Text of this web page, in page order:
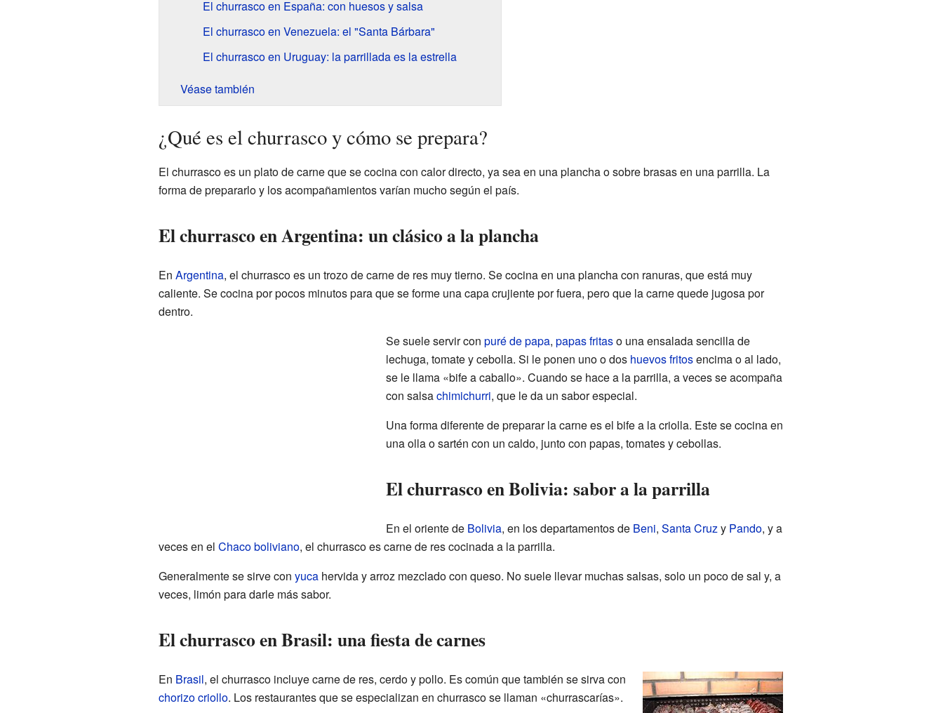
El churrasco en España: con huesos y salsa
El churrasco en Venezuela: el "Santa Bárbara"
El churrasco en Uruguay: la parrillada es la estrella
Véase también
¿Qué es el churrasco y cómo se prepara?
El churrasco es un plato de carne que se cocina con calor directo, ya sea en una plancha o sobre brasas en una parrilla. La
forma de prepararlo y los acompañamientos varían mucho según el país.
El churrasco en Argentina: un clásico a la plancha
En Argentina, el churrasco es un trozo de carne de res muy tierno. Se cocina en una plancha con ranuras, que está muy
caliente. Se cocina por pocos minutos para que se forme una capa crujiente por fuera, pero que la carne quede jugosa por
dentro.
Se suele servir con puré de papa, papas fritaso una ensalada sencilla de
lechuga, tomate y cebolla. Si le ponen uno o dos huevos fritosencima o al lado,
se le llama «bife a caballo». Cuando se hace a la parrilla, a veces se acompaña
con salsachimichurri, que le da un sabor especial.
Una forma diferente de preparar la carne es el bife a la criolla. Este se cocina en
una olla o sartén con un caldo, junto con papas, tomates y cebollas.
El churrasco en Bolivia: sabor a la parrilla
En el oriente de Bolivia, en los departamentos de Beni, Santa Cruzy Pando, y a
veces en el Chaco boliviano, el churrasco es carne de res cocinada a la parrilla.
Generalmente se sirve con yucahervida y arroz mezclado con queso. No suele llevar muchas salsas, solo un poco de sal y, a
veces, limón para darle más sabor.
El churrasco en Brasil: una fiesta de carnes
En Brasil, el churrasco incluye carne de res, cerdo y pollo. Es común que también se sirva con
chorizo criollo. Los restaurantes que se especializan en churrasco se llaman «churrascarías».